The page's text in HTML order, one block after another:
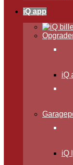
iQ app
iQ
iQ